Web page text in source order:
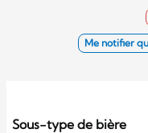
Me notifier
Sous-type de bière